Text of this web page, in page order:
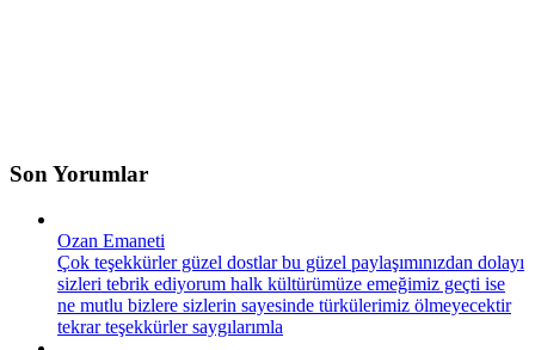
Son Yorumlar
Ozan Emaneti
Çok teşekkürler güzel dostlar bu güzel paylaşımınızdan dolayı
sizleri tebrik ediyorum halk kültürümüze emeğimiz geçti ise
ne mutlu bizlere sizlerin sayesinde türkülerimiz ölmeyecektir
tekrar teşekkürler saygılarımla